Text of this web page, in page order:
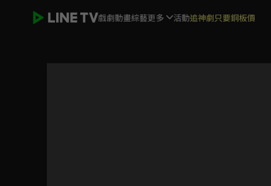
戲劇動畫綜藝更多 活動追神劇只要銅板價